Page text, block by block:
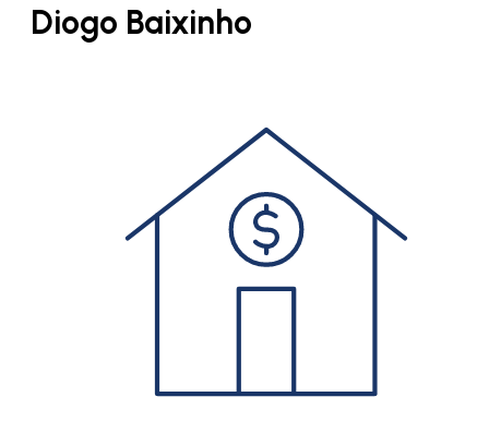
Diogo Baixinho